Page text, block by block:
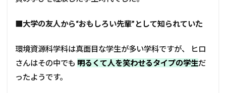
■大学の友人から“おもしろい先輩”として知られていた
環境資源科学科は真面目な学生が多い学科ですが、 ヒロ
さんはその中でも 明るくて人を笑わせるタイプの学生だ
ったようです。